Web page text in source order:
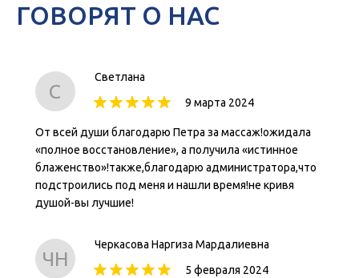
ГОВОРЯТ О НАС
От всей души благодарю Петра за массаж!ожидала
«полное восстановление», а получила «истинное
блаженство»!также,благодарю администратора,что
подстроились под меня и нашли время!не кривя
душой-вы лучшие!
9 марта 2024
Светлана
С
5 февраля 2024
Черкасова Наргиза Мардалиевна
ЧН